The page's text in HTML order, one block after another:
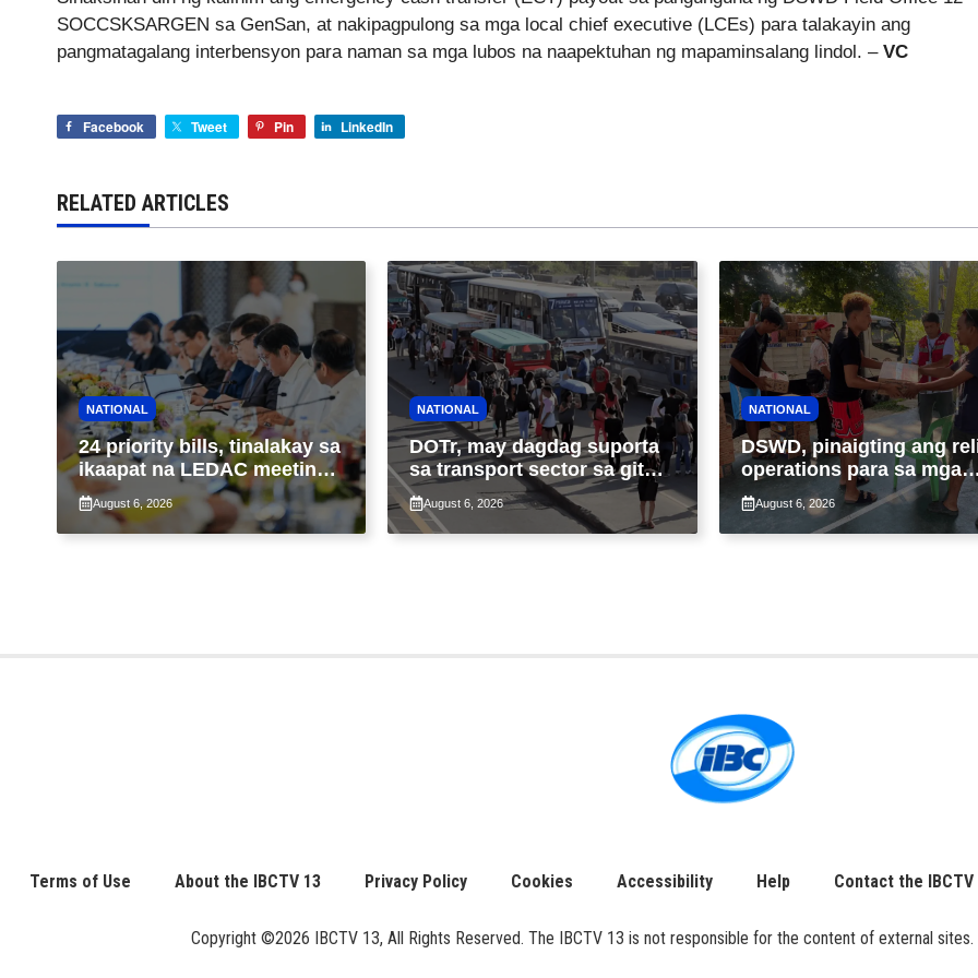
SOCCSKSARGEN sa GenSan, at nakipagpulong sa mga local chief executive (LCEs) para talakayin ang
pangmatagalang interbensyon para naman sa mga lubos na naapektuhan ng mapaminsalang lindol. – VC
Facebook Tweet Pin LinkedIn
RELATED ARTICLES
NATIONAL
24 priority bills, tinalakay sa
ikaapat na LEDAC meeting
sa pangunguna ni PBBM
August 6, 2026
NATIONAL
DOTr, may dagdag suporta
sa transport sector sa gitna
ng patuloy na suspensyon
ng taas-pasahe
August 6, 2026
NATIONAL
DSWD, pinaigting ang
operations para sa mga
apektado ng habagat at
Bagyong Luis, Maymay
August 6, 2026
Terms of Use About the IBCTV 13 Privacy Policy Cookies Accessibility Help Contact the IBCTV
Copyright ©2026 IBCTV 13, All Rights Reserved. The IBCTV 13 is not responsible for the content of external